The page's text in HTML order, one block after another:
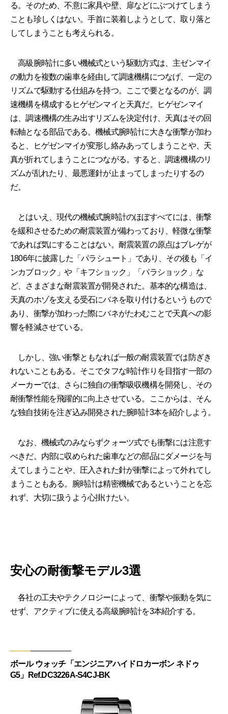
る。そのため、不意に家具や壁、扉などにぶつけてしまう
ことも珍しくはない。手首に装着しようとして、取り落と
してしまうことも考えられる。
高級腕時計に多い機械式という駆動方式は、主ゼンマイ
の動力を複数の歯車を経由して調速機構につなげ、一定の
リズムで駆動する仕組みを持つ。ここで要となるのが、調
速機構を構成するヒゲゼンマイと天真だ。ヒゲゼンマイ
は、調速機構の生み出すリズムを決定付け、天真はその回
転軸となる部品である。機械式腕時計に大きな衝撃が加わ
ると、ヒゲゼンマイが変形し絡みあってしまうことや、天
真が折れてしまうことにつながる。すると、調速機構のリ
ズムが乱れたり、最悪運針が止まってしまったりするの
だ。
とはいえ、現代の機械式腕時計のほぼすべてには、衝撃
を緩和させるための耐震装置が備わっており、軽微な衝撃
であれば気にすることはない。耐震装置の原点はブレゲが
1806年に披露した「パラシュート」であり、その後も「イ
ンカブロック」や「キフショック」「パラショック」な
ど、さまざまな耐震装置が開発された。基本的な構造は、
天真のホゾを支える受石にバネを取り付けるというもので
あり、衝撃が加わった際にバネがたわむことで天真への影
響を軽減させている。
しかし、強い衝撃ともなれば一般の耐震装置では防ぎき
れないこともある。そこでタフな時計作りを目指す一部の
メーカーでは、さらに独自の衝撃吸収機構を開発し、その
耐衝撃性能を飛躍的に向上させている。ここからは、そん
な独自技術を注ぎ込み開発された腕時計3本を紹介しよう。
なお、機械式のみならずクォーツ式でも衝撃には注意す
べきだ。内部に収められた歯車などの部品にダメージを与
えてしまうことや、圧入された針が衝撃によって外れてし
まうこともある。腕時計は精密機械であるということを忘
れず、大切に扱うよう心掛けたい。
安心の耐衝撃モデル3選
各社の工夫やテクノロジーによって、衝撃や振動を気に
せず、アクティブに使える高級腕時計を3本紹介する。
ボール ウォッチ「エンジニアハイドロカーボン ネドゥ
G5」Ref.DC3226A-S4CJ-BK